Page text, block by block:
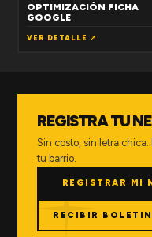
OPTIMIZACIÓN FICHA
GOOGLE
VER DETALLE ↗
REGISTRA TU
Sin costo, sin letra
tu barrio.
REGISTRAR MI
RECIBIR